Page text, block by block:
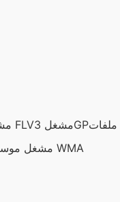
مشغل FLV مشغل 3GP
مشغل موسيقى WMA